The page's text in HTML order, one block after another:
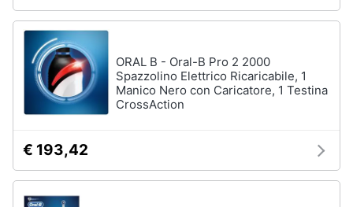
ORAL B - Oral-B Pro 2 2000
Spazzolino Elettrico Ricaricabile, 1
Manico Nero con Caricatore, 1 Testina
CrossAction
€ 193,42